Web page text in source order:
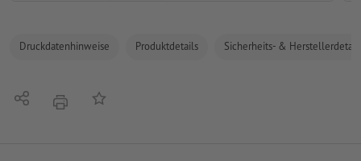
Druckdatenhinweise Produktdetails Sicherheits- &
Teilen DruckenAuf die Merkliste